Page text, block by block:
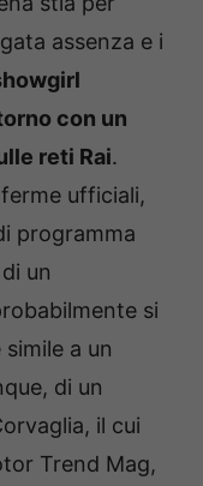
assenza e i
con un
reti Rai.
ufficiali,
programma
un
si
a un
di un
il cui
Trend Mag,